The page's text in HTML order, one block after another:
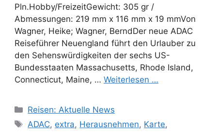
Pln.Hobby/FreizeitGewicht: 305 gr /
Abmessungen: 219 mm x 116 mm x 19 mmVon
Wagner, Heike; Wagner, BerndDer neue ADAC
Reiseführer Neuengland führt den Urlauber zu
den Sehenswürdigkeiten der sechs US-
Bundesstaaten Massachusetts, Rhode Island,
Connecticut, Maine, … Weiterlesen …
Kategorien
Reisen: Aktuelle News
Schlagwörter
ADAC, extra, Herausnehmen, Karte,